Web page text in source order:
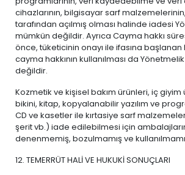
cihazlarının, bilgisayar sarf malzemelerinin,
tarafından açılmış olması halinde iadesi
mümkün değildir. Ayrıca Cayma hakkı
önce, tüketicinin onayı ile ifasına
cayma hakkının kullanılması da
değildir.
Kozmetik ve kişisel bakım ürünleri, iç giyim
bikini, kitap, kopyalanabilir yazılım ve
CD ve kasetler ile kırtasiye sarf
şerit vb.) iade edilebilmesi için
denenmemiş, bozulmamış ve
12. TEMERRÜT HALİ VE HUKUKİ SONUÇLARI